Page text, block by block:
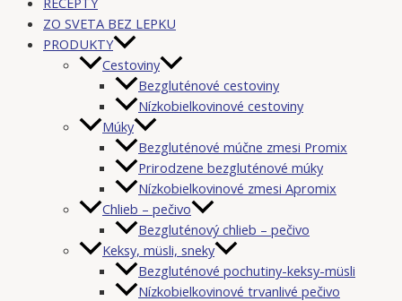
ZO SVETA BEZ LEPKU
PRODUKTY
Cestoviny
Bezgluténové cestoviny
Nízkobielkovinové cestoviny
Múky
Bezgluténové múčne zmesi Promix
Prirodzene bezgluténové múky
Nízkobielkovinové zmesi Apromix
Chlieb – pečivo
Bezgluténový chlieb – pečivo
Keksy, müsli, sneky
Bezgluténové pochutiny-keksy-müsli
Nízkobielkovinové trvanlivé pečivo